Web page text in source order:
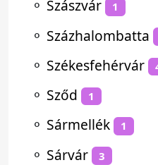
⚬ Szászvár 1
⚬ Százhalombatta
⚬ Székesfehérvár
⚬ Sződ 1
⚬ Sármellék 1
⚬ Sárvár 3